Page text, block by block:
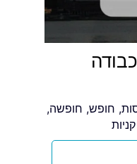
, חופש, חופשה,
קניות